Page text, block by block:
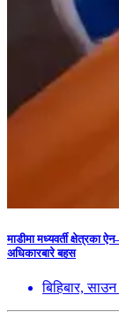
माडीमा मध्यवर्ती क्षेत्रका
अधिकारबारे बहस
बिहिबार,